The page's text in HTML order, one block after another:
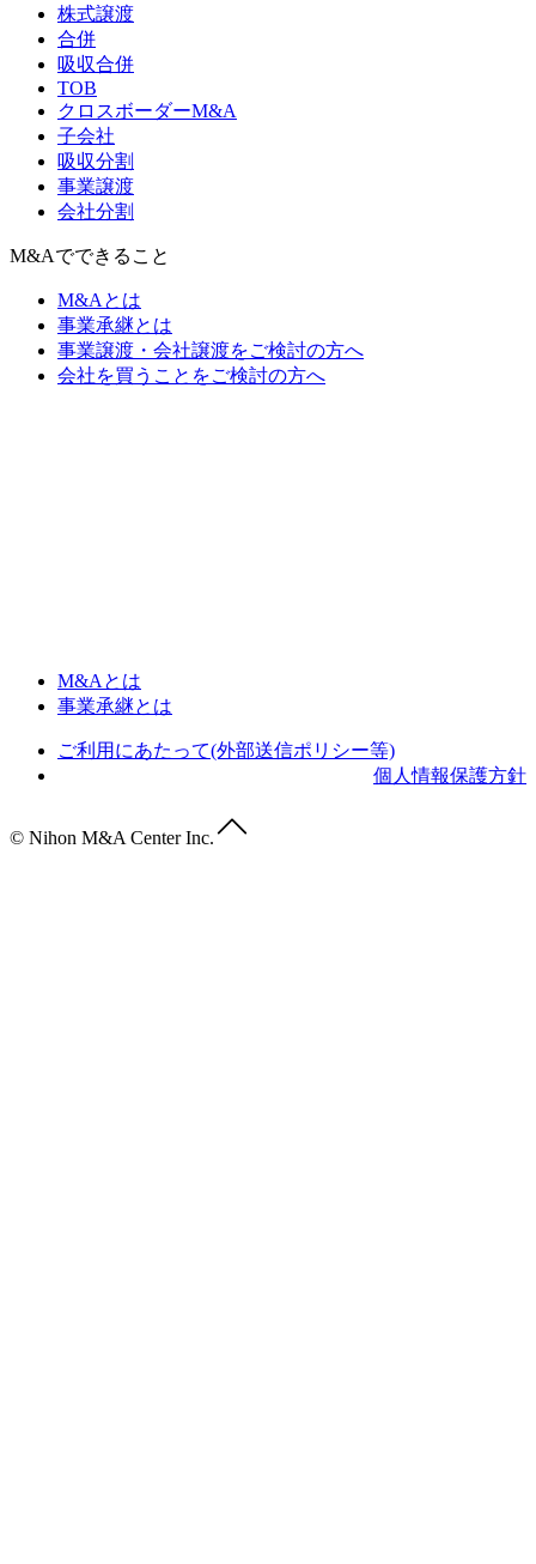
株式譲渡
合併
吸収合併
TOB
クロスボーダーM&A
子会社
吸収分割
事業譲渡
会社分割
M&Aでできること
M&Aとは
事業承継とは
事業譲渡・会社譲渡をご検討の方へ
会社を買うことをご検討の方へ
M&Aとは
事業承継とは
ご利用にあたって(外部送信ポリシー等)
個人情報保護方針
© Nihon M&A Center Inc.